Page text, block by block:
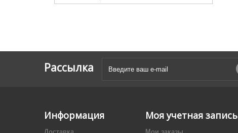
Рассылка
Информация Моя учетная запись